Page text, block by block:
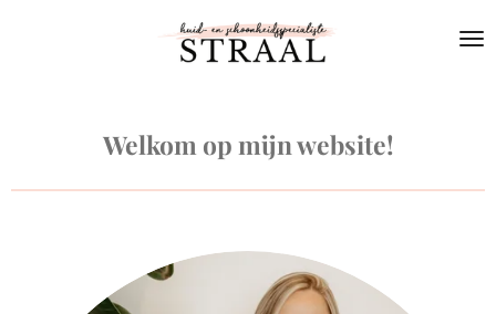
hoofdinhoudWelkom op mijn website!